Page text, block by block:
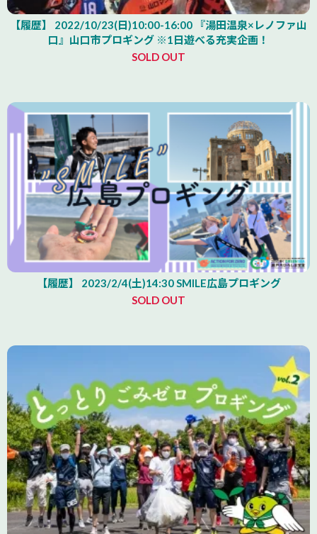
【履歴】 2022/10/23(日)10:00-16:00 『湯田温泉×レノファ山
口』山口市プロギング ※1日遊べる充実企画！
SOLD OUT
【履歴】 2023/2/4(土)14:30 SMILE広島プロギング
SOLD OUT